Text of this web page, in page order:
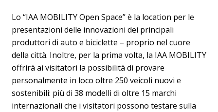
Lo “IAA MOBILITY Open Space” è la location per le
presentazioni delle innovazioni dei principali
produttori di auto e biciclette – proprio nel cuore
della città. Inoltre, per la prima volta, la IAA MOBILITY
offrirà ai visitatori la possibilità di provare
personalmente in loco oltre 250 veicoli nuovi e
sostenibili: più di 38 modelli di oltre 15 marchi
internazionali che i visitatori possono testare sulla